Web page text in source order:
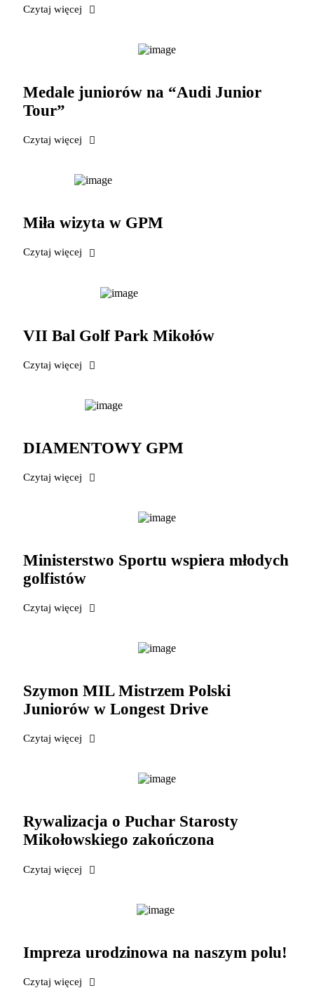
Czytaj więcej
Medale juniorów na “Audi Junior
Tour”
Czytaj więcej
Miła wizyta w GPM
Czytaj więcej
VII Bal Golf Park Mikołów
Czytaj więcej
DIAMENTOWY GPM
Czytaj więcej
Ministerstwo Sportu wspiera młodych
golfistów
Czytaj więcej
Szymon MIL Mistrzem Polski
Juniorów w Longest Drive
Czytaj więcej
Rywalizacja o Puchar Starosty
Mikołowskiego zakończona
Czytaj więcej
Impreza urodzinowa na naszym polu!
Czytaj więcej